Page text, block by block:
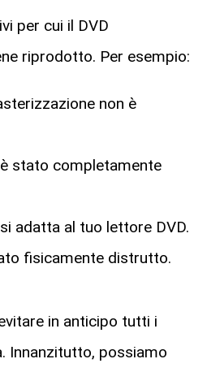
per cui il DVD
riprodotto. Per esempio:
non è
è stato completamente
adatta al tuo lettore DVD.
fisicamente distrutto.
in anticipo tutti i
Innanzitutto, possiamo